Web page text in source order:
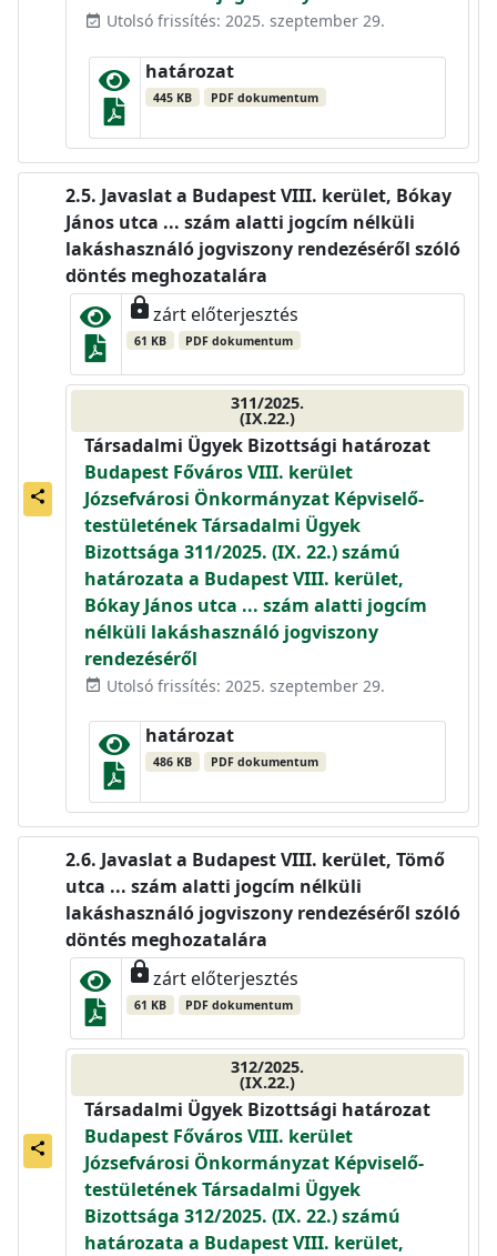
event_available Utolsó frissítés: 2025. szeptember 29.
határozat
445 KB PDF dokumentum
share
Javaslat a Budapest VIII. kerület, Bókay
János utca ... szám alatti jogcím nélküli
lakáshasználó jogviszony rendezéséről szóló
döntés meghozatalára
lockzárt előterjesztés
61 KB PDF dokumentum
311/2025.
(IX.22.)
Társadalmi Ügyek Bizottsági határozat
Budapest Főváros VIII. kerület
Józsefvárosi Önkormányzat Képviselő-
testületének Társadalmi Ügyek
Bizottsága 311/2025. (IX. 22.) számú
határozata a Budapest VIII. kerület,
Bókay János utca ... szám alatti jogcím
nélküli lakáshasználó jogviszony
rendezéséről
event_available Utolsó frissítés: 2025. szeptember 29.
határozat
486 KB PDF dokumentum
share
Javaslat a Budapest VIII. kerület, Tömő
utca ... szám alatti jogcím nélküli
lakáshasználó jogviszony rendezéséről szóló
döntés meghozatalára
lockzárt előterjesztés
61 KB PDF dokumentum
312/2025.
(IX.22.)
Társadalmi Ügyek Bizottsági határozat
Budapest Főváros VIII. kerület
Józsefvárosi Önkormányzat Képviselő-
testületének Társadalmi Ügyek
Bizottsága 312/2025. (IX. 22.) számú
határozata a Budapest VIII. kerület,